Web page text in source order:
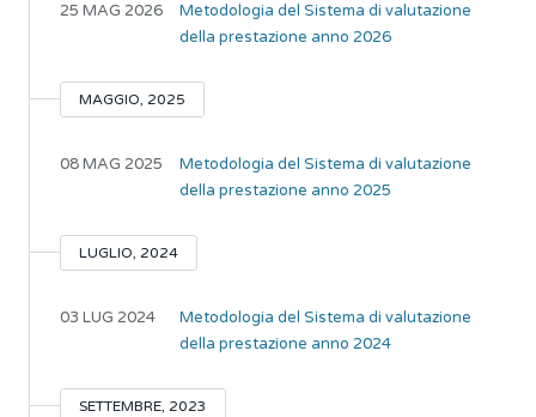
25 MAG 2026
Metodologia del Sistema di valutazione
della prestazione anno 2026
MAGGIO, 2025
08 MAG 2025
Metodologia del Sistema di valutazione
della prestazione anno 2025
LUGLIO, 2024
03 LUG 2024
Metodologia del Sistema di valutazione
della prestazione anno 2024
SETTEMBRE, 2023